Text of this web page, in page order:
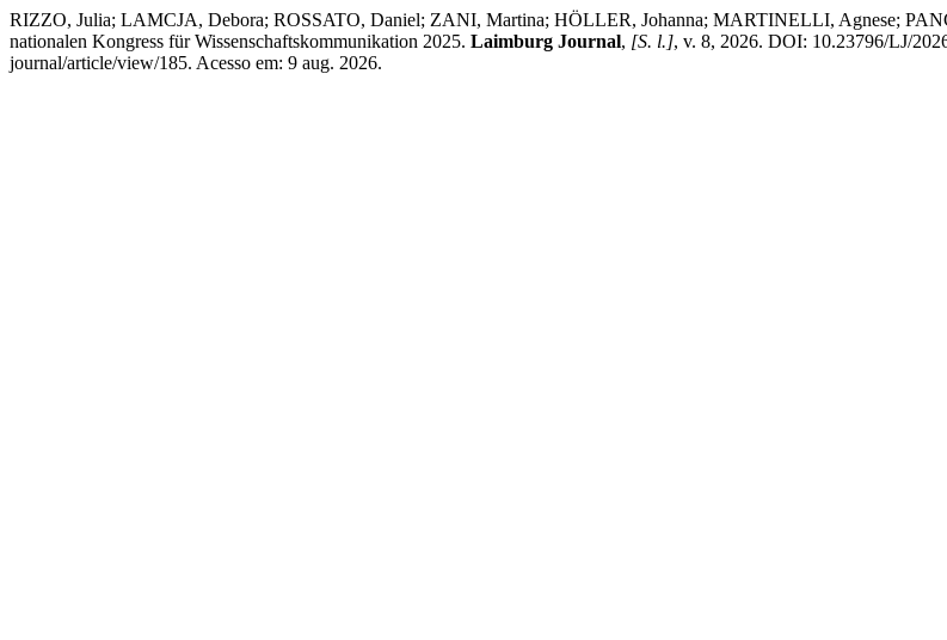
RIZZO, Julia; LAMCJA, Debora; ROSSATO, Daniel; ZANI, Martina; HÖLLER, Johanna; MARTINELLI, Agnese;
nationalen Kongress für Wissenschaftskommunikation 2025. Laimburg Journal, [S. l.], v. 8, 2026. DOI: 10.23796/LJ/
journal/article/view/185. Acesso em: 9 aug. 2026.